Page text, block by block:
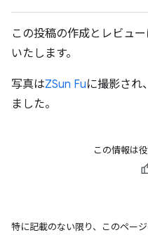
この投稿の作成とレビュ
いたします。
写真はZSun Fuに撮影され、
ました。
この情報は
特に記載のない限り、このペー